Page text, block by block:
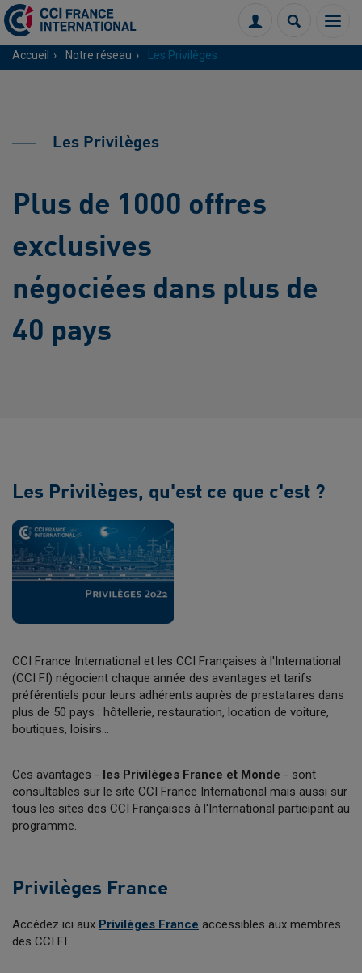
Menu
Connexion
Accueil Notre réseau Les Privilèges
Les Privilèges
Plus de 1000 offres
exclusives
négociées dans plus de
40 pays
Les Privilèges, qu'est ce que c'est ?
CCI France International et les CCI Françaises à l'International
(CCI FI) négocient chaque année des avantages et tarifs
préférentiels pour leurs adhérents auprès de prestataires dans
plus de 50 pays : hôtellerie, restauration, location de voiture,
boutiques, loisirs...
Ces avantages - les Privilèges France et Monde - sont
consultables sur le site CCI France International mais aussi sur
tous les sites des CCI Françaises à l'International participant au
programme.
Privilèges France
Accédez ici aux Privilèges France accessibles aux membres
des CCI FI